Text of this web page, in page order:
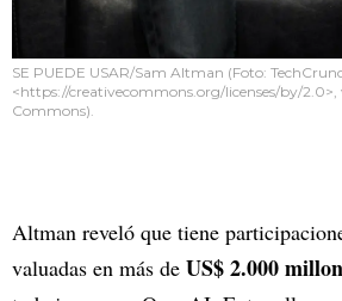
SE PUEDE USAR/Sam Altman (Foto:
<https://creativecommons.org/licenses/by/
Commons).
Altman reveló que tiene
valuadas en más de US$ 2.000